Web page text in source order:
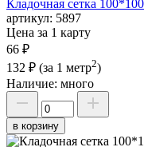
Кладочная сетка
артикул: 5897
Цена за 1 карту
66 ₽
132 ₽ (за 1 метр2)
Наличие: много
в корзину